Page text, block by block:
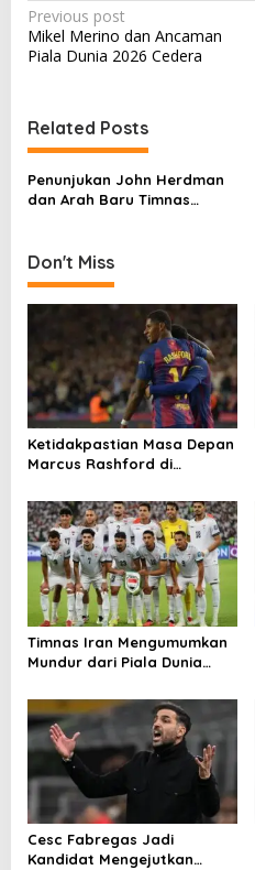
P
o
t
n
a
v
g
a
i
o
n
Previous post
Mikel Merino dan Ancaman
Piala Dunia 2026 Cedera
Related Posts
Penunjukan John Herdman
dan Arah Baru Timnas
Don't Miss
Ketidakpastian Masa Depan
Marcus Rashford di
Timnas Iran Mengumumkan
Mundur dari Piala Dunia
Cesc Fabregas Jadi
Kandidat Mengejutkan